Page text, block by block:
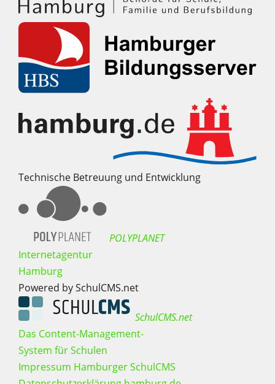
Technische Betreuung und Entwicklung
POLYPLANET
Internetagentur
Hamburg
Powered by SchulCMS.net
SchulCMS.net
Das Content-Management-
System für Schulen
Impressum Hamburger SchulCMS